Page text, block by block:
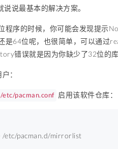
说最基本的解决方案。
程序的时候，你可能会发现提示
是64位呢，也很简单，可以通过
错误就是因为你缺少了32位的
：
/etc/pacman.conf 启用该软件仓库：
/etc/pacman.d/mirrorlist